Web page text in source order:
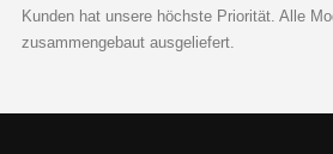
Kunden hat unsere höchste Priorität. Alle
zusammengebaut ausgeliefert.